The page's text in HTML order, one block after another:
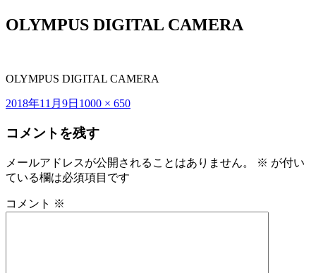
OLYMPUS DIGITAL CAMERA
OLYMPUS DIGITAL CAMERA
投
日:
2018年11月9日 フ
サ
ズ
1000 × 650
コメントを残す
メールアドレスが公開されることはありません。 ※ が付い
ている欄は必須項目です
コメント ※